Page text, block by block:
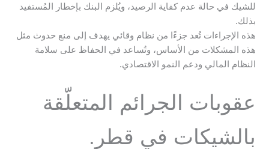
للشيك في حالة عدم كفاية الرصيد، ويُلزم البنك بإخطار المُستفيد
بذلك.
هذه الإجراءات تُعد جزءًا من نظام وقائي يهدف إلى منع حدوث مثل
هذه المشكلات من الأساس، وتُساعد في الحفاظ على سلامة
النظام المالي ودعم النمو الاقتصادي.
عقوبات الجرائم المتعلّقة
بالشيكات في قطر.